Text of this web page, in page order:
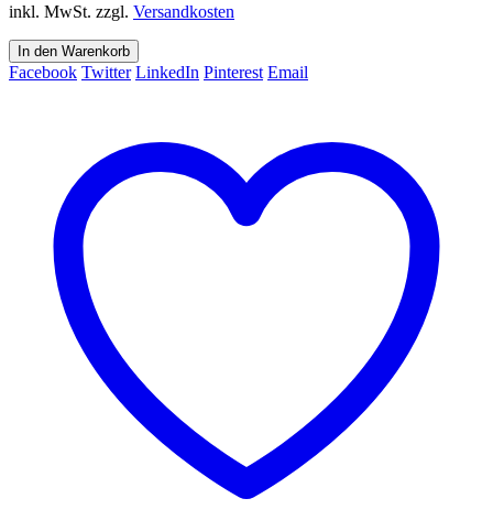
inkl. MwSt. zzgl. Versandkosten
In den Warenkorb
Facebook Twitter LinkedIn Pinterest Email